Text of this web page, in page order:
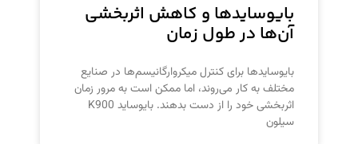
بایوسایدها و کاهش اثربخشی
آن‌ها در طول زمان
بایوسایدها برای کنترل میکروارگانیسم‌ها در صنایع
مختلف به کار می‌روند، اما ممکن است به مرور زمان
اثربخشی خود را از دست بدهند. بایوساید K900
سیلون